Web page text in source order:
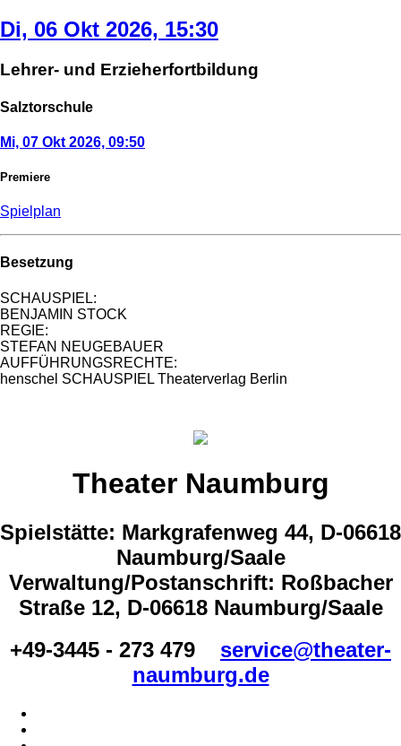
Di, 06 Okt 2026, 15:30
Lehrer- und Erzieherfortbildung
Salztorschule
Mi, 07 Okt 2026, 09:50
Premiere
Spielplan
Besetzung
SCHAUSPIEL:
BENJAMIN STOCK
REGIE:
STEFAN NEUGEBAUER
AUFFÜHRUNGSRECHTE:
henschel SCHAUSPIEL Theaterverlag Berlin
Theater Naumburg
Spielstätte: Markgrafenweg 44, D-06618
Naumburg/Saale
Verwaltung/Postanschrift: Roßbacher
Straße 12, D-06618 Naumburg/Saale
+49-3445 - 273 479
service@theater-
naumburg.de